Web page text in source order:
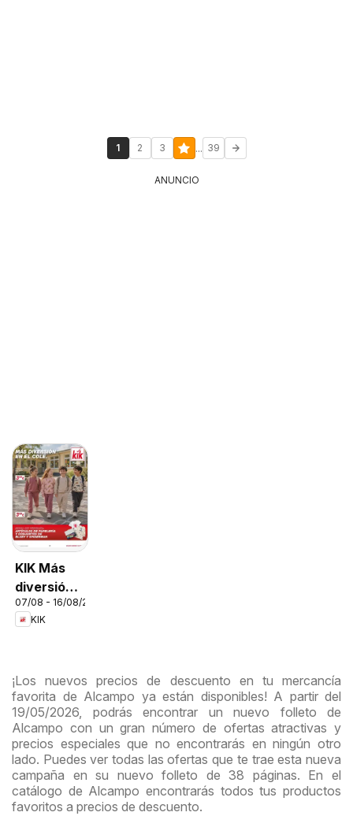
1 2 3 ... 39
ANUNCIO
KIK Más
diversión
en el cole
07/08 - 16/08/2026
KIK
¡Los nuevos precios de descuento en tu mercancía
favorita de Alcampo ya están disponibles! A partir del
19/05/2026, podrás encontrar un nuevo folleto de
Alcampo con un gran número de ofertas atractivas y
precios especiales que no encontrarás en ningún otro
lado. Puedes ver todas las ofertas que te trae esta nueva
campaña en su nuevo folleto de 38 páginas. En el
catálogo de Alcampo encontrarás todos tus productos
favoritos a precios de descuento.